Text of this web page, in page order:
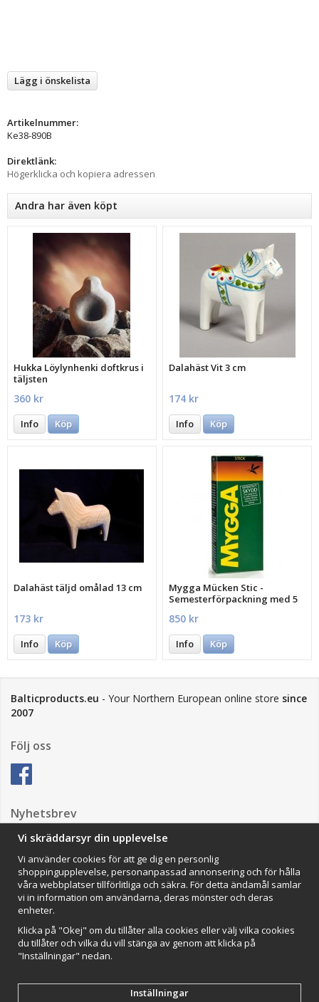
Lägg i önskelista
Artikelnummer:
Ke38-890B
Direktlänk:
Högerklicka och kopiera adressen
Andra har även köpt
Hukka Löylynhenki doftkrus i
täljsten
360 kr
Info Köp
Dalahäst Vit 3 cm
174 kr
Info Köp
Dalahäst täljd omålad 13 cm
173 kr
Info Köp
Mygga Mücken Stic -
Semesterförpackning med 5
850 kr
Info Köp
Balticproducts.eu - Your Northern European online store since
2007
Följ oss
Nyhetsbrev
Impressum
VAMOS Commerce AB
Organisationsnummer: 559502-0453
Vi skräddarsyr din upplevelse
Vi använder cookies för att ge dig en personlig
shoppingupplevelse, personanpassad annonsering och för hålla
våra webbplatser tillförlitliga och säkra. För detta ändamål samlar
vi in information om användarna, deras mönster och deras
enheter.
Klicka på "Okej" om du tillåter alla cookies eller välj vilka cookies
du tillåter och vilka du vill stänga av genom att klicka på
"Inställningar" nedan.
Inställningar